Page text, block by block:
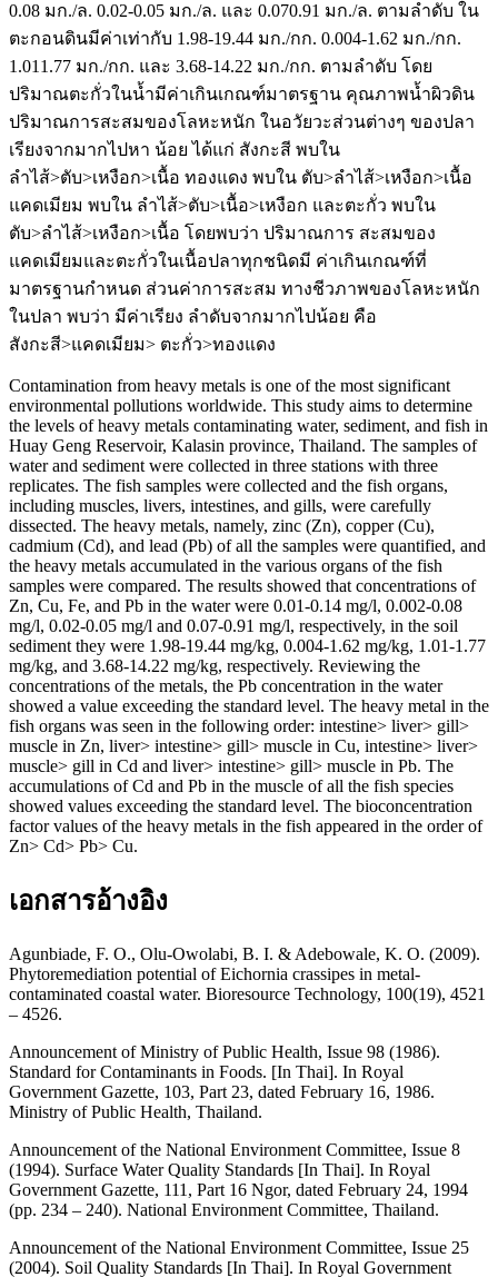
0.08 มก./ล. 0.02-0.05 มก./ล. และ 0.070.91 มก./ล. ตามลำดับ ใน
ตะกอนดินมีค่าเท่ากับ 1.98-19.44 มก./กก. 0.004-1.62 มก./กก.
1.011.77 มก./กก. และ 3.68-14.22 มก./กก. ตามลำดับ โดย
ปริมาณตะกั่วในน้ำมีค่าเกินเกณฑ์มาตรฐาน คุณภาพน้ำผิวดิน
ปริมาณการสะสมของโลหะหนัก ในอวัยวะส่วนต่างๆ ของปลา
เรียงจากมากไปหา น้อย ได้แก่ สังกะสี พบใน
ลำไส้>ตับ>เหงือก>เนื้อ ทองแดง พบใน ตับ>ลำไส้>เหงือก>เนื้อ
แคดเมียม พบใน ลำไส้>ตับ>เนื้อ>เหงือก และตะกั่ว พบใน
ตับ>ลำไส้>เหงือก>เนื้อ โดยพบว่า ปริมาณการ สะสมของ
แคดเมียมและตะกั่วในเนื้อปลาทุกชนิดมี ค่าเกินเกณฑ์ที่
มาตรฐานกำหนด ส่วนค่าการสะสม ทางชีวภาพของโลหะหนัก
ในปลา พบว่า มีค่าเรียง ลำดับจากมากไปน้อย คือ
สังกะสี>แคดเมียม> ตะกั่ว>ทองแดง
Contamination from heavy metals is one of the most significant
environmental pollutions worldwide. This study aims to determine
the levels of heavy metals contaminating water, sediment, and fish in
Huay Geng Reservoir, Kalasin province, Thailand. The samples of
water and sediment were collected in three stations with three
replicates. The fish samples were collected and the fish organs,
including muscles, livers, intestines, and gills, were carefully
dissected. The heavy metals, namely, zinc (Zn), copper (Cu),
cadmium (Cd), and lead (Pb) of all the samples were quantified, and
the heavy metals accumulated in the various organs of the fish
samples were compared. The results showed that concentrations of
Zn, Cu, Fe, and Pb in the water were 0.01-0.14 mg/l, 0.002-0.08
mg/l, 0.02-0.05 mg/l and 0.07-0.91 mg/l, respectively, in the soil
sediment they were 1.98-19.44 mg/kg, 0.004-1.62 mg/kg, 1.01-1.77
mg/kg, and 3.68-14.22 mg/kg, respectively. Reviewing the
concentrations of the metals, the Pb concentration in the water
showed a value exceeding the standard level. The heavy metal in the
fish organs was seen in the following order: intestine> liver> gill>
muscle in Zn, liver> intestine> gill> muscle in Cu, intestine> liver>
muscle> gill in Cd and liver> intestine> gill> muscle in Pb. The
accumulations of Cd and Pb in the muscle of all the fish species
showed values exceeding the standard level. The bioconcentration
factor values of the heavy metals in the fish appeared in the order of
Zn> Cd> Pb> Cu.
เอกสารอ้างอิง
Agunbiade, F. O., Olu-Owolabi, B. I. & Adebowale, K. O. (2009).
Phytoremediation potential of Eichornia crassipes in metal-
contaminated coastal water. Bioresource Technology, 100(19), 4521
– 4526.
Announcement of Ministry of Public Health, Issue 98 (1986).
Standard for Contaminants in Foods. [In Thai]. In Royal
Government Gazette, 103, Part 23, dated February 16, 1986.
Ministry of Public Health, Thailand.
Announcement of the National Environment Committee, Issue 8
(1994). Surface Water Quality Standards [In Thai]. In Royal
Government Gazette, 111, Part 16 Ngor, dated February 24, 1994
(pp. 234 – 240). National Environment Committee, Thailand.
Announcement of the National Environment Committee, Issue 25
(2004). Soil Quality Standards [In Thai]. In Royal Government